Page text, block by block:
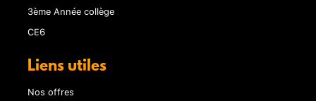
3ème Année collège
CE6
Liens utiles
Nos offres